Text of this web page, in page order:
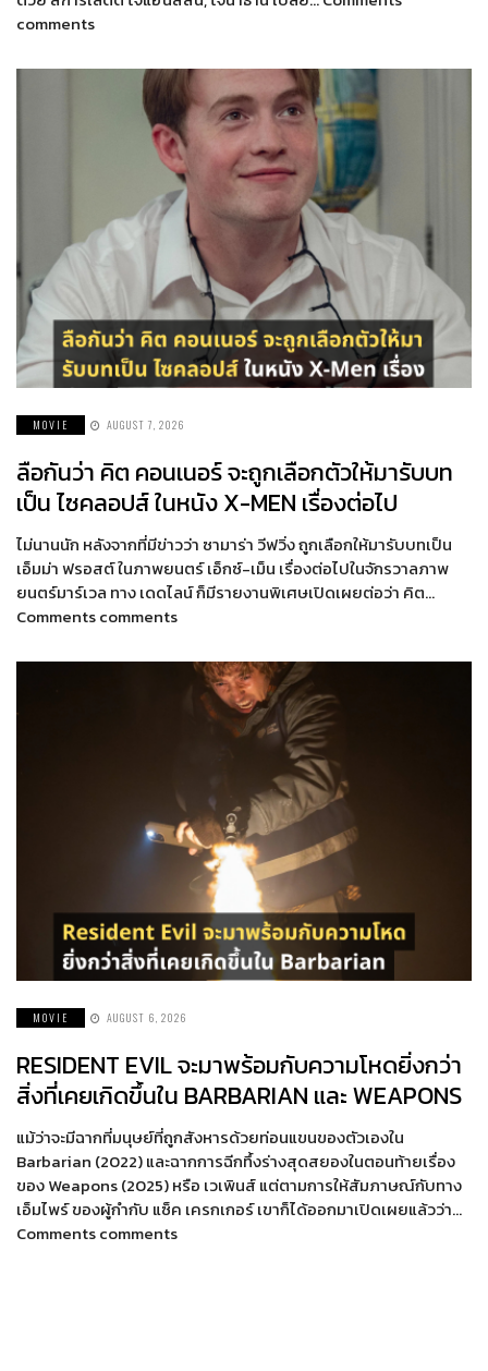
comments
MOVIE AUGUST 7, 2026
ลือกันว่า คิต คอนเนอร์ จะถูกเลือกตัวให้มารับบท
เป็น ไซคลอปส์ ในหนัง X-MEN เรื่องต่อไป
ไม่นานนัก หลังจากที่มีข่าวว่า ซามาร่า วีฟวิ่ง ถูกเลือกให้มารับบทเป็น
เอ็มม่า ฟรอสต์ ในภาพยนตร์ เอ็กซ์-เม็น เรื่องต่อไปในจักรวาลภาพ
ยนตร์มาร์เวล ทาง เดดไลน์ ก็มีรายงานพิเศษเปิดเผยต่อว่า คิต…
Comments comments
MOVIE AUGUST 6, 2026
RESIDENT EVIL จะมาพร้อมกับความโหดยิ่งกว่า
สิ่งที่เคยเกิดขึ้นใน BARBARIAN และ WEAPONS
แม้ว่าจะมีฉากที่มนุษย์ที่ถูกสังหารด้วยท่อนแขนของตัวเองใน
Barbarian (2022) และฉากการฉีกทึ้งร่างสุดสยองในตอนท้ายเรื่อง
ของ Weapons (2025) หรือ เวเพินส์ แต่ตามการให้สัมภาษณ์กับทาง
เอ็มไพร์ ของผู้กำกับ แซ็ค เครกเกอร์ เขาก็ได้ออกมาเปิดเผยแล้วว่า…
Comments comments